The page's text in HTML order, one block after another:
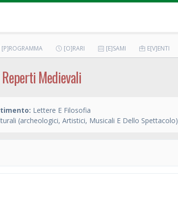
[P]ROGRAMMA [O]RARI [E]SAMI E[V]ENTI
Medievali
Lettere E Filosofia
(archeologici, Artistici, Musicali E Dello Spettacolo)